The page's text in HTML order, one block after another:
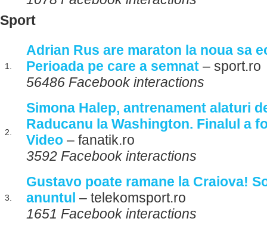
Sport
1.
Adrian Rus are maraton la noua sa
Perioada pe care a semnat – sport.ro
56486 Facebook interactions
2.
Simona Halep, antrenament alaturi
Raducanu la Washington. Finalul a
Video – fanatik.ro
3592 Facebook interactions
3.
Gustavo poate ramane la Craiova!
anuntul – telekomsport.ro
1651 Facebook interactions